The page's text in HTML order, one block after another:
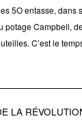
5O entasse, dans
potage Campbell,
C’est le
LA